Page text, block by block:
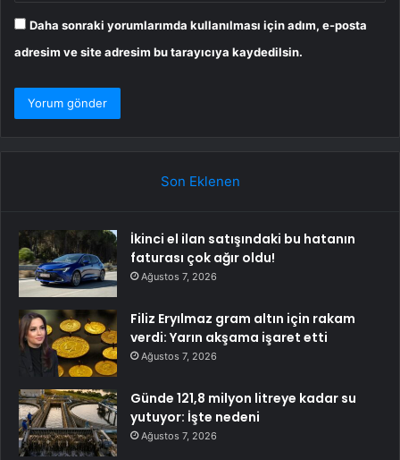
Daha sonraki yorumlarımda kullanılması için adım, e-posta
adresim ve site adresim bu tarayıcıya kaydedilsin.
Son Eklenen
İkinci el ilan satışındaki bu hatanın
faturası çok ağır oldu!
Ağustos 7, 2026
Filiz Eryılmaz gram altın için rakam
verdi: Yarın akşama işaret etti
Ağustos 7, 2026
Günde 121,8 milyon litreye kadar su
yutuyor: İşte nedeni
Ağustos 7, 2026